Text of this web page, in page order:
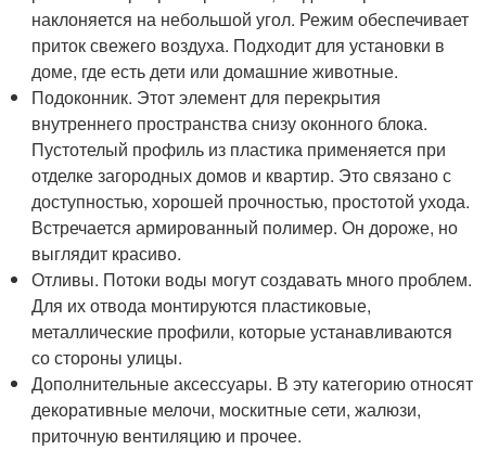
наклоняется на небольшой угол. Режим обеспечивает
приток свежего воздуха. Подходит для установки в
доме, где есть дети или домашние животные.
Подоконник. Этот элемент для перекрытия
внутреннего пространства снизу оконного блока.
Пустотелый профиль из пластика применяется при
отделке загородных домов и квартир. Это связано с
доступностью, хорошей прочностью, простотой ухода.
Встречается армированный полимер. Он дороже, но
выглядит красиво.
Отливы. Потоки воды могут создавать много проблем.
Для их отвода монтируются пластиковые,
металлические профили, которые устанавливаются
со стороны улицы.
Дополнительные аксессуары. В эту категорию относят
декоративные мелочи, москитные сети, жалюзи,
приточную вентиляцию и прочее.